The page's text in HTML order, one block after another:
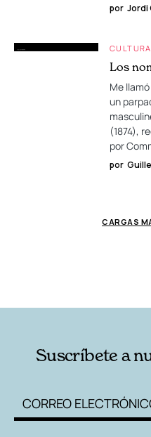
por Jordi
CULTURA
Los
Me
un
(1874),
por
por
CARGAS
Suscríbete a